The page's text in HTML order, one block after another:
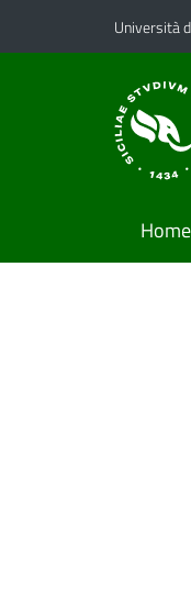
Vai al contenuto
Vai al menu diUniversità
Home